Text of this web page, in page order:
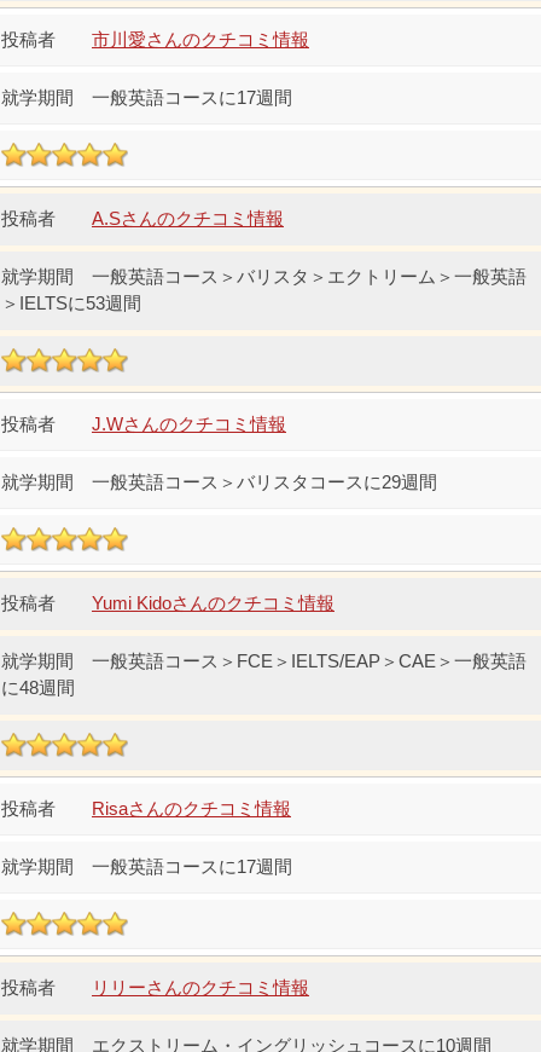
市川愛さんのクチコミ情報
一般英語コースに17週間
A.Sさんのクチコミ情報
一般英語コース＞バリスタ＞エクトリーム＞一般英語
＞IELTSに53週間
J.Wさんのクチコミ情報
一般英語コース＞バリスタコースに29週間
Yumi Kidoさんのクチコミ情報
一般英語コース＞FCE＞IELTS/EAP＞CAE＞一般英語
に48週間
Risaさんのクチコミ情報
一般英語コースに17週間
リリーさんのクチコミ情報
エクストリーム・イングリッシュコースに10週間